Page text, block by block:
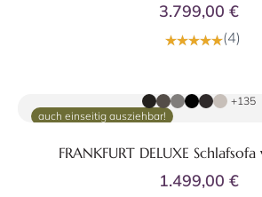
3.799,00 €
(4)
auch einseitig ausziehbar!
+135
FRANKFURT DELUXE
1.499,00 €